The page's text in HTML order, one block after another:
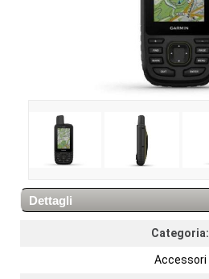
Dettagli
Categoria:
Accessori